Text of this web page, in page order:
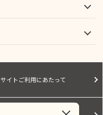
サイトご利用にあたって